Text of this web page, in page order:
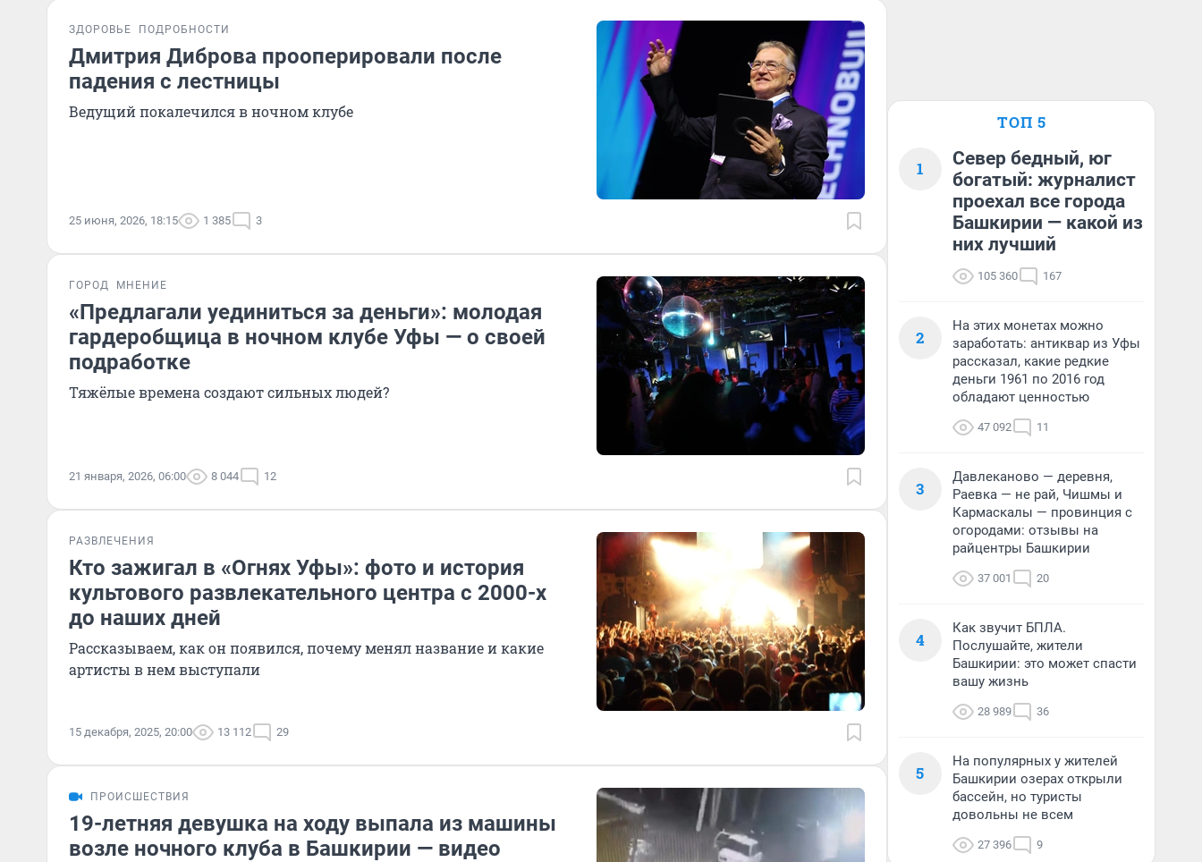
ЗДОРОВЬЕ ПОДРОБНОСТИ
Дмитрия Диброва прооперировали после
падения с лестницы
Ведущий покалечился в ночном клубе
25 июня, 2026, 18:15 1 385 3
ГОРОД МНЕНИЕ
«Предлагали уединиться за деньги»: молодая
гардеробщица в ночном клубе Уфы — о своей
подработке
Тяжёлые времена создают сильных людей?
21 января, 2026, 06:00 8 044 12
РАЗВЛЕЧЕНИЯ
Кто зажигал в «Огнях Уфы»: фото и история
культового развлекательного центра с 2000-х
до наших дней
Рассказываем, как он появился, почему менял название и какие
артисты в нем выступали
15 декабря, 2025, 20:00 13 112 29
ПРОИСШЕСТВИЯ
19-летняя девушка на ходу выпала из машины
возле ночного клуба в Башкирии — видео
ТОП 5
1
Север бедный, юг
богатый: журналист
проехал все города
Башкирии — какой из
них лучший
105 360 167
2
На этих монетах можно
заработать: антиквар из Уфы
рассказал, какие редкие
деньги 1961 по 2016 год
обладают ценностью
47 092 11
3
Давлеканово — деревня,
Раевка — не рай, Чишмы и
Кармаскалы — провинция с
огородами: отзывы на
райцентры Башкирии
37 001 20
4
Как звучит БПЛА.
Послушайте, жители
Башкирии: это может спасти
вашу жизнь
28 989 36
5
На популярных у жителей
Башкирии озерах открыли
бассейн, но туристы
довольны не всем
27 396 9